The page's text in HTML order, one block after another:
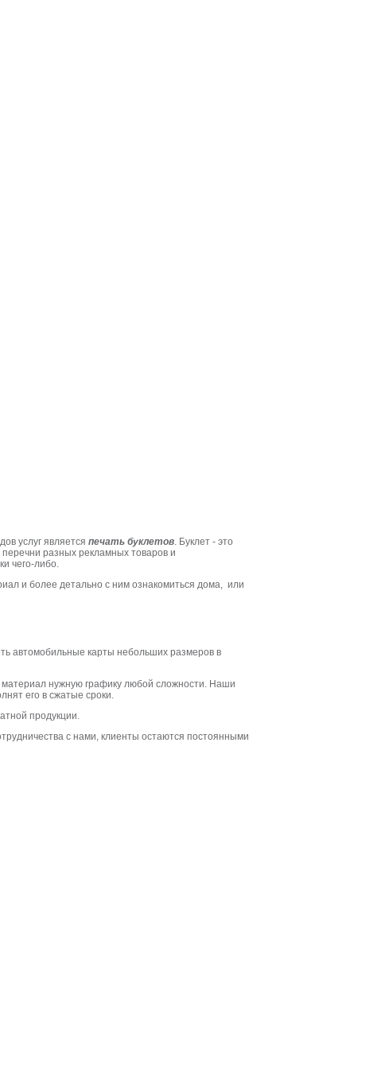
услуг является печать буклетов. Буклет - это
разных рекламных товаров и
чего-либо.
и более детально с ним ознакомиться дома, или
автомобильные карты небольших размеров в
материал нужную графику любой сложности. Наши
его в сжатые сроки.
продукции.
с нами, клиенты остаются постоянными